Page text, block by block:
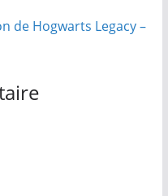
de Hogwarts Legacy –